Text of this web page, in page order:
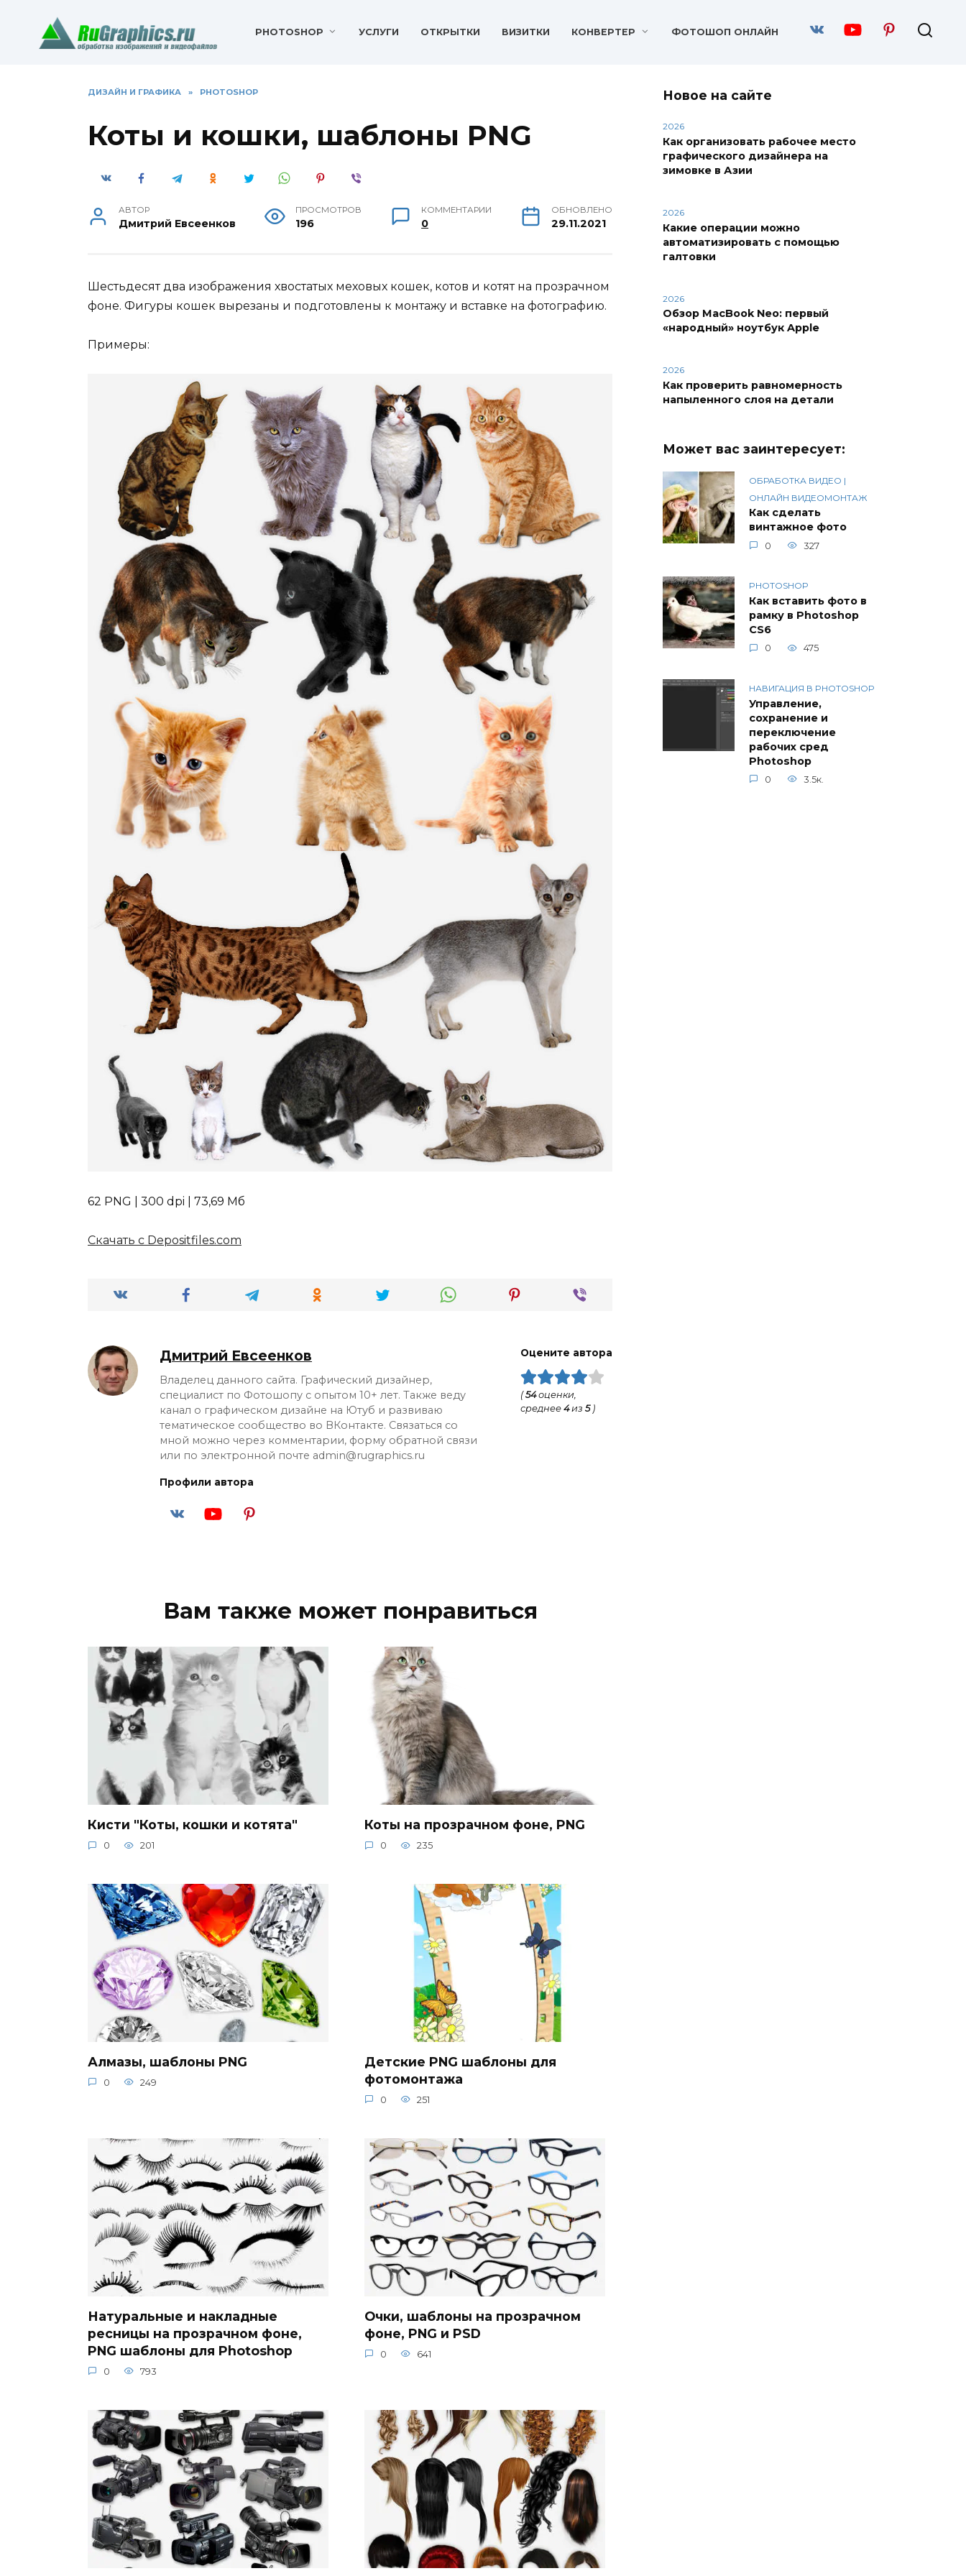
содержанию
PHOTOSHOP УСЛУГИ ОТКРЫТКИ ВИЗИТКИ КОНВЕРТЕР ФОТОШОП ОНЛАЙН
ДИЗАЙН И ГРАФИКА » PHOTOSHOP
Коты и кошки, шаблоны PNG
АВТОР
Дмитрий Евсеенков
ПРОСМОТРОВ
196
КОММЕНТАРИИ
0
ОБНОВЛЕНО
29.11.2021
Шестьдесят два изображения хвостатых меховых кошек, котов и котят на прозрачном
фоне. Фигуры кошек вырезаны и подготовлены к монтажу и вставке на фотографию.
Примеры:
62 PNG | 300 dpi | 73,69 Мб
Скачать с Depositfiles.com
Дмитрий Евсеенков
Владелец данного сайта. Графический дизайнер,
специалист по Фотошопу с опытом 10+ лет. Также веду
канал о графическом дизайне на Ютуб и развиваю
тематическое сообщество во ВКонтакте. Связаться со
мной можно через комментарии, форму обратной связи
или по электронной почте admin@rugraphics.ru
Профили автора
Оцените автора
(54оценки,
среднее 4из 5)
Вам также может понравиться
Кисти "Коты, кошки и котята"
0 201
Коты на прозрачном фоне, PNG
0 235
Алмазы, шаблоны PNG
0 249
Детские PNG шаблоны для
фотомонтажа
0 251
Натуральные и накладные
ресницы на прозрачном фоне,
PNG шаблоны для Photoshop
0 793
Очки, шаблоны на прозрачном
фоне, PNG и PSD
0 641
Новое на сайте
2026
Как организовать рабочее место
графического дизайнера на
зимовке в Азии
2026
Какие операции можно
автоматизировать с помощью
галтовки
2026
Обзор MacBook Neo: первый
«народный» ноутбук Apple
2026
Как проверить равномерность
напыленного слоя на детали
Может вас заинтересует:
ОБРАБОТКА ВИДЕО |
ОНЛАЙН ВИДЕОМОНТАЖ
Как сделать
винтажное фото
0 327
PHOTOSHOP
Как вставить фото в
рамку в Photoshop
CS6
0 475
НАВИГАЦИЯ В PHOTOSHOP
Управление,
сохранение и
переключение
рабочих сред
Photoshop
0 3.5к.